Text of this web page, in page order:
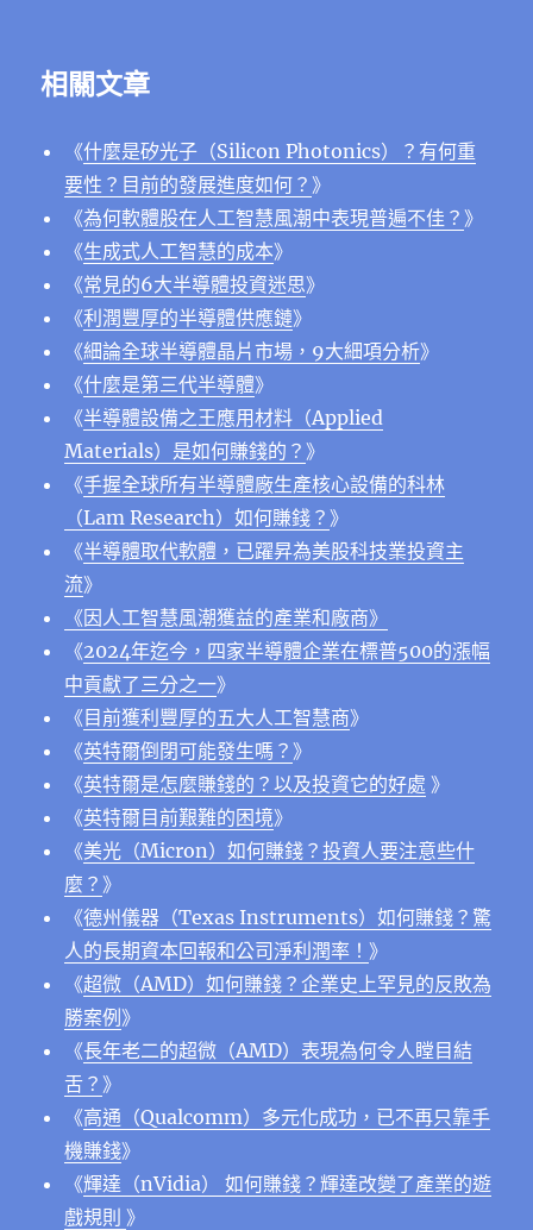
相關文章
《什麼是矽光子（Silicon Photonics）？有何重
要性？目前的發展進度如何？》
《為何軟體股在人工智慧風潮中表現普遍不佳？》
《生成式人工智慧的成本》
《常見的6大半導體投資迷思》
《利潤豐厚的半導體供應鏈》
《細論全球半導體晶片市場，9大細項分析》
《什麼是第三代半導體》
《半導體設備之王應用材料（Applied
Materials）是如何賺錢的？》
《手握全球所有半導體廠生產核心設備的科林
（Lam Research）如何賺錢？》
《半導體取代軟體，已躍昇為美股科技業投資主
流》
《因人工智慧風潮獲益的產業和廠商》
《2024年迄今，四家半導體企業在標普500的漲幅
中貢獻了三分之一》
《目前獲利豐厚的五大人工智慧商》
《英特爾倒閉可能發生嗎？》
《英特爾是怎麼賺錢的？以及投資它的好處 》
《英特爾目前艱難的困境》
《美光（Micron）如何賺錢？投資人要注意些什
麼？》
《德州儀器（Texas Instruments）如何賺錢？驚
人的長期資本回報和公司淨利潤率！》
《超微（AMD）如何賺錢？企業史上罕見的反敗為
勝案例》
《長年老二的超微（AMD）表現為何令人瞠目結
舌？》
《高通（Qualcomm）多元化成功，已不再只靠手
機賺錢》
《輝達（nVidia） 如何賺錢？輝達改變了產業的遊
戲規則》